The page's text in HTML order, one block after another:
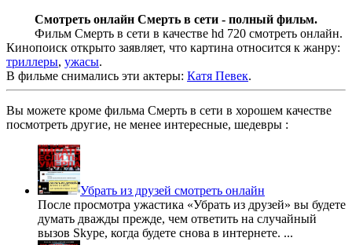
Смотреть онлайн Смерть в сети - полный фильм.
Фильм Смерть в сети в качестве hd 720 смотреть онлайн.
Кинопоиск открыто заявляет, что картина относится к жанру:
триллеры, ужасы.
В фильме снимались эти актеры: Катя Певек.
Вы можете кроме фильма Смерть в сети в хорошем качестве
посмотреть другие, не менее интересные, шедевры :
Убрать из друзей смотреть онлайн
После просмотра ужастика «Убрать из друзей» вы будете
думать дважды прежде, чем ответить на случайный
вызов Skype, когда будете снова в интернете. ...